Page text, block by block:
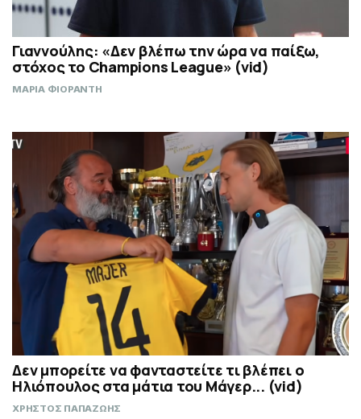
Γιαννούλης: «Δεν βλέπω την ώρα να παίξω,
στόχος το Champions League» (vid)
ΜΑΡΙΑ ΦΙΟΡΑΝΤΗ
Δεν μπορείτε να φανταστείτε τι βλέπει ο
Ηλιόπουλος στα μάτια του Μάγερ... (vid)
ΧΡΗΣΤΟΣ ΠΑΠΑΖΩΗΣ